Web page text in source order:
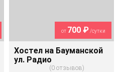
от 700 ₽/сутки
Хостел на Бауманской
ул. Радио
0 отзывов